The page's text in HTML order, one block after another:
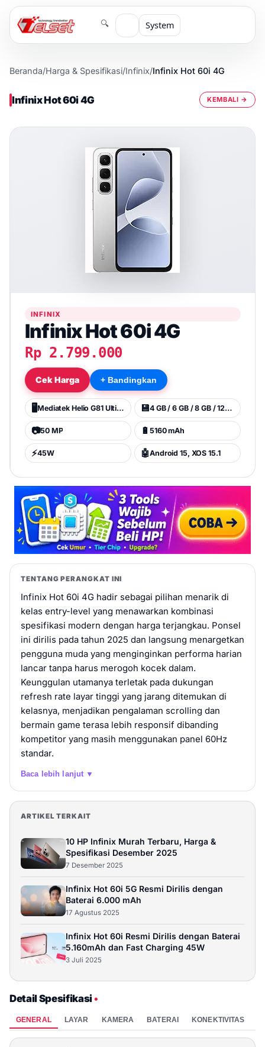
🔍 System
Beranda/Harga & Spesifikasi/Infinix/Infinix Hot 60i 4G
Infinix Hot 60i 4G KEMBALI →
INFINIX
Infinix Hot 60i 4G
Rp 2.799.000
Cek Harga + Bandingkan
🖥️ Mediatek Helio G81 Ultimate (12 nm) 💾 4 GB / 6 GB / 8 GB / 128 GB
📷50 MP 🔋 5160 mAh
⚡45W 🤖Android 15, XOS 15.1
TENTANG PERANGKAT INI
Infinix Hot 60i 4G hadir sebagai pilihan menarik di
kelas entry-level yang menawarkan kombinasi
spesifikasi modern dengan harga terjangkau. Ponsel
ini dirilis pada tahun 2025 dan langsung menargetkan
pengguna muda yang menginginkan performa harian
lancar tanpa harus merogoh kocek dalam.
Keunggulan utamanya terletak pada dukungan
refresh rate layar tinggi yang jarang ditemukan di
kelasnya, menjadikan pengalaman scrolling dan
bermain game terasa lebih responsif dibanding
kompetitor yang masih menggunakan panel 60Hz
standar.
Baca lebih lanjut ▼
ARTIKEL TERKAIT
10 HP Infinix Murah Terbaru, Harga &
Spesifikasi Desember 2025
7 Desember 2025
Infinix Hot 60i 5G Resmi Dirilis dengan
Baterai 6.000 mAh
17 Agustus 2025
Infinix Hot 60i Resmi Dirilis dengan Baterai
5.160mAh dan Fast Charging 45W
3 Juli 2025
Detail Spesifikasi•
GENERAL LAYAR KAMERA BATERAI KONEKTIVITAS